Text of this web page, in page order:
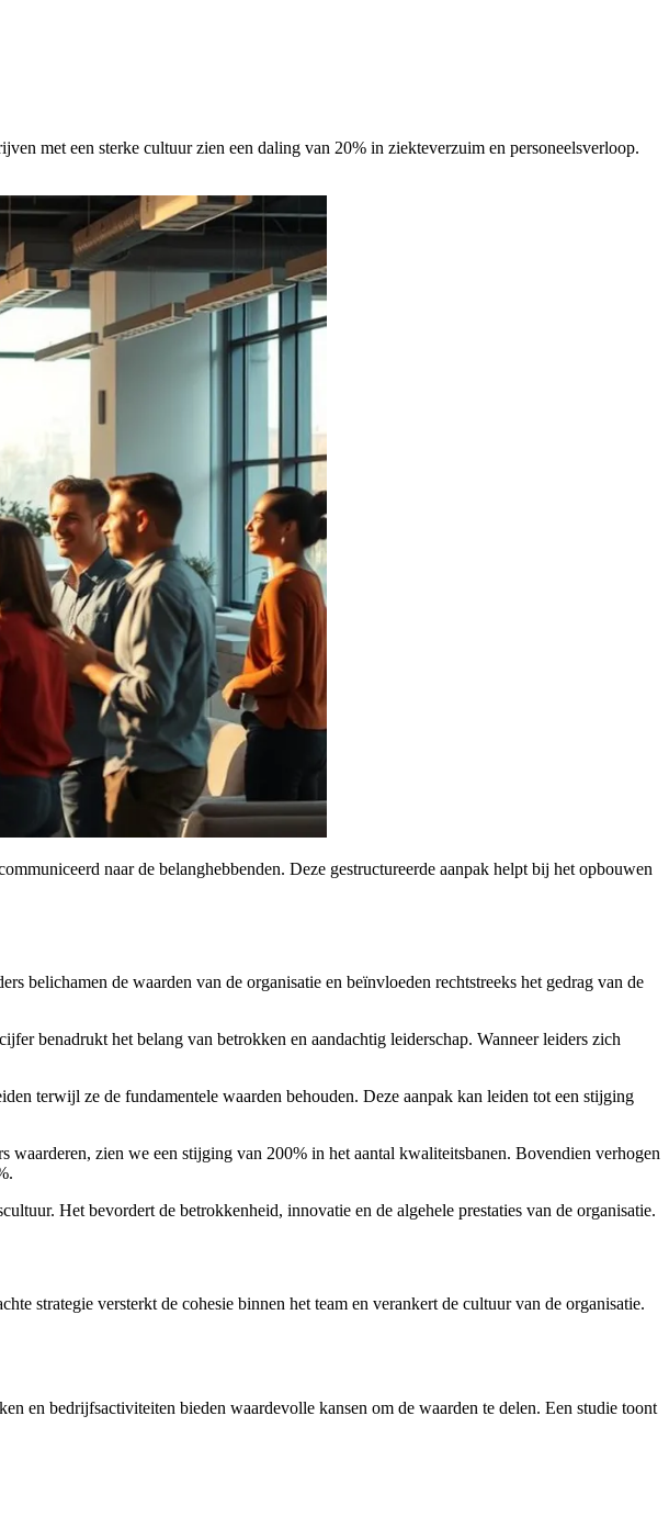
met een sterke cultuur zien een daling van 20% in ziekteverzuim en personeelsverloop.
naar de belanghebbenden. Deze gestructureerde aanpak helpt bij het opbouwen
belichamen de waarden van de organisatie en beïnvloeden rechtstreeks het gedrag van de
benadrukt het belang van betrokken en aandachtig leiderschap. Wanneer leiders zich
terwijl ze de fundamentele waarden behouden. Deze aanpak kan leiden tot een stijging
zien we een stijging van 200% in het aantal kwaliteitsbanen. Bovendien verhogen
Het bevordert de betrokkenheid, innovatie en de algehele prestaties van de organisatie.
strategie versterkt de cohesie binnen het team en verankert de cultuur van de organisatie.
en bedrijfsactiviteiten bieden waardevolle kansen om de waarden te delen. Een studie toont